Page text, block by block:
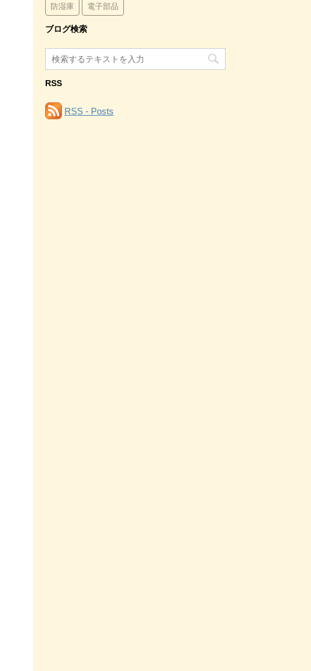
防湿庫 電子部品
ブログ検索
RSS
RSS - Posts